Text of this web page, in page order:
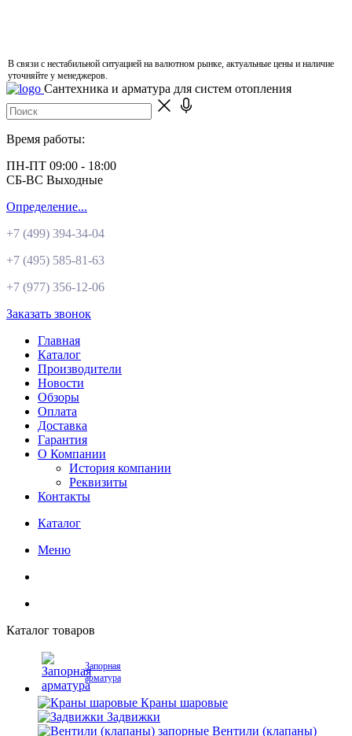
В связи с нестабильной ситуацией на валютном рынке, актуальные цены и наличие
уточняйте у менеджеров.
Сантехника и арматура для систем отопления
Время работы:
ПН-ПТ 09:00 - 18:00
СБ-ВС Выходные
Определение...
+7 (499) 394-34-04
+7 (495) 585-81-63
+7 (977) 356-12-06
Заказать звонок
Главная
Каталог
Производители
Новости
Обзоры
Оплата
Доставка
Гарантия
О Компании
История компании
Реквизиты
Контакты
Каталог
Меню
Каталог товаров
Запорная
арматура
Краны шаровые
Задвижки
Вентили (клапаны)